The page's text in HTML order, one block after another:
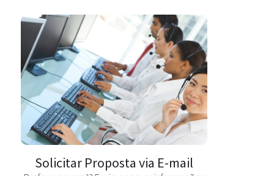
Solicitar Proposta via E-mail